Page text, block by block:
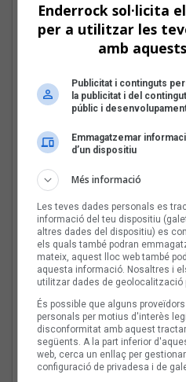
de
i
El
Tot
Enderrock sol·licita
per a utilitzar les
amb
Publicitat i continguts
la publicitat i del
públic i
Emmagatzemar
d’un dispositiu
Més informació
Les teves dades personals es
informació del teu dispositiu
altres dades del dispositiu) es
els quals també podran
mateix, aquest lloc web també
aquesta informació. Nosaltres i
utilitzar dades de geolocalització
És possible que alguns
personals per motius d'interès
disconformitat amb aquest
següents. A la part inferior
web, cerca un enllaç per
configuració de privadesa i de